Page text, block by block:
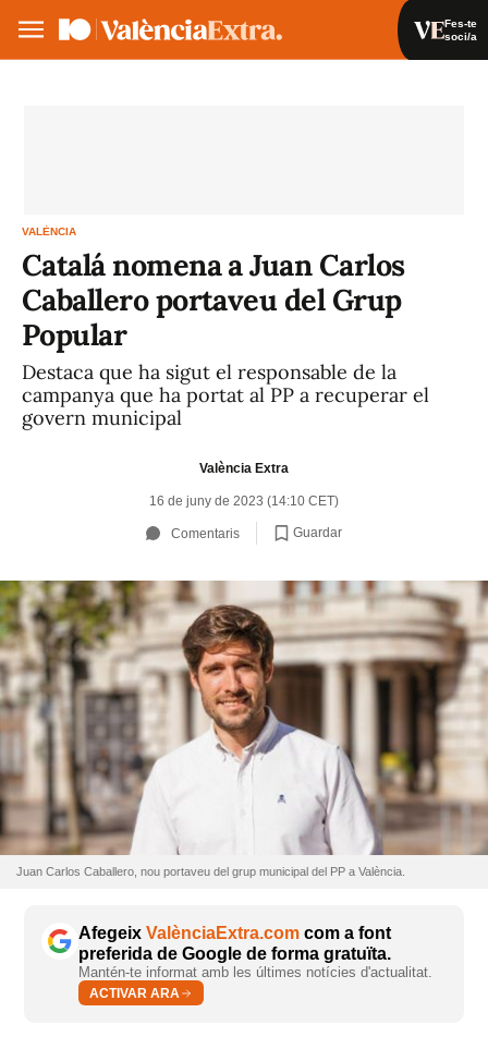
Fes-te
soci/a
VALÈNCIA
Catalá nomena a Juan Carlos
Caballero portaveu del Grup
Popular
Destaca que ha sigut el responsable de la
campanya que ha portat al PP a recuperar el
govern municipal
València Extra
16 de juny de 2023 (14:10 CET)
Comentaris Guardar
Juan Carlos Caballero, nou portaveu del grup municipal del PP a València.
Afegeix ValènciaExtra.com com a font
preferida de Google de forma gratuïta.
Mantén-te informat amb les últimes notícies d'actualitat.
ACTIVAR ARA